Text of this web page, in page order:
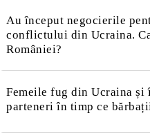
Au început negocierile
conflictului din Ucraina.
României?
Femeile fug din Ucraina și
parteneri în timp ce